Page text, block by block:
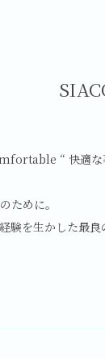
“ 快適な
ために。
験を生かした最良